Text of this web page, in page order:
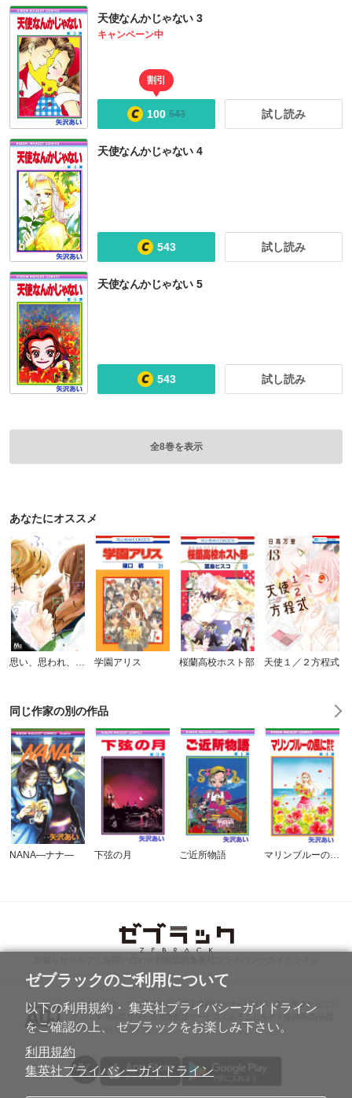
ゼブラックのご利用について
以下の利用規約・ 集英社プライバシーガイドライン
をご確認の上、 ゼブラックをお楽しみ下さい。
利用規約
集英社プライバシーガイドライン
天使なんかじゃない 3
キャンペーン中
割引
100 543 試し読み
天使なんかじゃない 4
543 試し読み
天使なんかじゃない 5
543 試し読み
全8巻を表示
あなたにオススメ
思い、思われ、ふり、ふられ 学園アリス 桜蘭高校ホスト部 天使１／２方程式
同じ作家の別の作品
NANA―ナナ― 下弦の月 ご近所物語 マリンブルーの風に抱かれて
ABJマークは、この電子書店・電子書籍配信サービスが、著作権者からコン
テンツ使用許諾を得た正規版配信サービスであることを示す登録商標(登録
番号第6091713号)です。